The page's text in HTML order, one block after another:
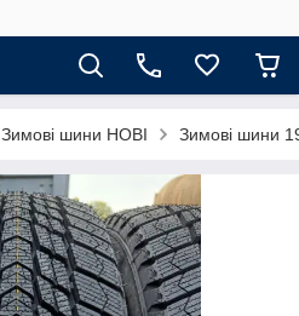
Зимові шини НОВІ Зимові шини